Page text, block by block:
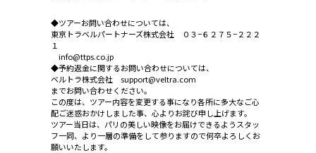
◆ツアーお問い合わせについては、
東京トラベルパートナーズ株式会社 ０３−６２７５−２２２
１
info@ttps.co.jp
◆予約返金に関するお問い合わせについては、
ベルトラ株式会社 support@veltra.com
までお問い合わせください。
この度は、ツアー内容を変更する事になり各所に多大なご心
配ご迷惑おかけしました事、心よりお詫び申し上げます。
ツアー当日は、パリの美しい映像をお届けできるようスタッ
フ一同、より一層の準備をして参りますので何卒よろしくお
願いいたします。